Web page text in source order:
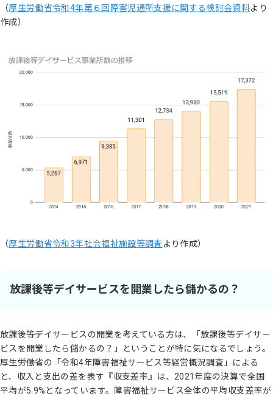
（厚生労働省令和4年第６回障害児通所支援に関する検討会資料より
作成）
（厚生労働省令和3年社会福祉施設等調査 より作成）
放課後等デイサービスを開業したら儲かるの？
放課後等デイサービスの開業を考えている方は、「放課後等デイサー
ビスを開業したら儲かるの？」ということが特に気になるでしょう。
厚生労働省の「令和4年障害福祉サービス等経営概況調査」による
と、収入と支出の差を表す『収支差率』は、2021年度の決算で全国
平均が5.9%となっています。障害福祉サービス全体の平均収支差率が